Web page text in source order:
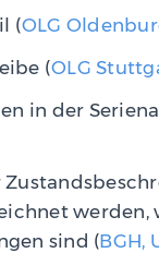
(OLG
(OLG
in der
sind (BGH,